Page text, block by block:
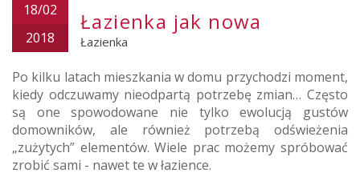
18/02
2018
Łazienka jak nowa
Łazienka
Po kilku latach mieszkania w domu przychodzi moment,
kiedy odczuwamy nieodpartą potrzebę zmian… Często
są one spowodowane nie tylko ewolucją gustów
domowników, ale również potrzebą odświeżenia
„zużytych” elementów. Wiele prac możemy spróbować
zrobić sami - nawet te w łazience.